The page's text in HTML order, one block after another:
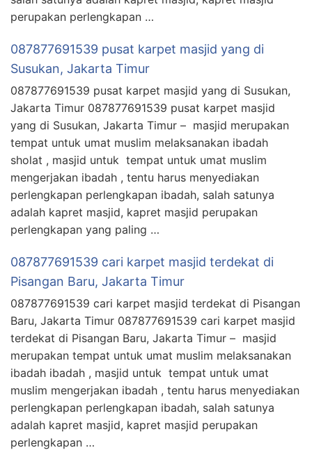
perupakan perlengkapan …
087877691539 pusat karpet masjid yang di
Susukan, Jakarta Timur
087877691539 pusat karpet masjid yang di Susukan,
Jakarta Timur 087877691539 pusat karpet masjid
yang di Susukan, Jakarta Timur – masjid merupakan
tempat untuk umat muslim melaksanakan ibadah
sholat , masjid untuk tempat untuk umat muslim
mengerjakan ibadah , tentu harus menyediakan
perlengkapan perlengkapan ibadah, salah satunya
adalah kapret masjid, kapret masjid perupakan
perlengkapan yang paling …
087877691539 cari karpet masjid terdekat di
Pisangan Baru, Jakarta Timur
087877691539 cari karpet masjid terdekat di Pisangan
Baru, Jakarta Timur 087877691539 cari karpet masjid
terdekat di Pisangan Baru, Jakarta Timur – masjid
merupakan tempat untuk umat muslim melaksanakan
ibadah ibadah , masjid untuk tempat untuk umat
muslim mengerjakan ibadah , tentu harus menyediakan
perlengkapan perlengkapan ibadah, salah satunya
adalah kapret masjid, kapret masjid perupakan
perlengkapan …